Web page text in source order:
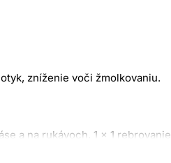
zníženie voči žmolkovaniu.
a na rukávoch, 1 x 1 rebrovanie